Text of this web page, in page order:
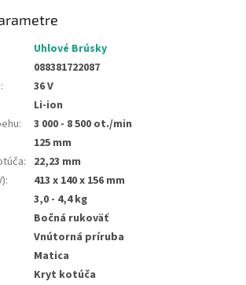
Uhlové Brúsky
088381722087
:
36 V
Li-ion
:
3 000 - 8 500 ot./min
125 mm
: 22,23 mm
:
413 x 140 x 156 mm
3,0 - 4,4 kg
Bočná rukoväť
Vnútorná príruba
Matica
Kryt kotúča